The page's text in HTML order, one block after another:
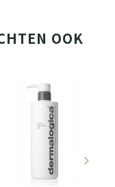
OOK